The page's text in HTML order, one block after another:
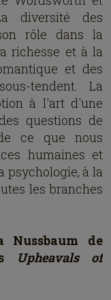
diversité des
rôle dans la
richesse et à la
et des
tendent. La
à l'art d'une
questions de
ce que nous
humaines et
psychologie, à la
les branches
Nussbaum de
Upheavals of